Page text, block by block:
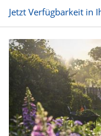
Jetzt Verfügbarkeit in